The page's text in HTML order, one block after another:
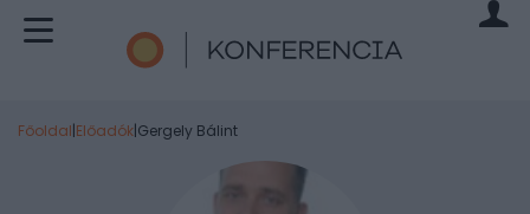
Főoldal|Előadók|Gergely Bálint